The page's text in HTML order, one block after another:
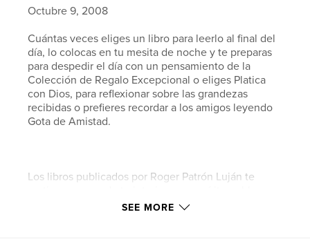
Octubre 9, 2008
Cuántas veces eliges un libro para leerlo al final del
día, lo colocas en tu mesita de noche y te preparas
para despedir el día con un pensamiento de la
Colección de Regalo Excepcional o eliges Platica
con Dios, para reflexionar sobre las grandezas
recibidas o prefieres recordar a los amigos leyendo
Gota de Amistad.
Los libros publicados por Roger Patrón Luján te
todos los seres llevamos.SEE MORE